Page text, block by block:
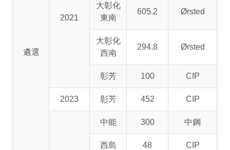
遴選
2021
大彰化
東南
605.2 Ørsted
大彰化
西南
294.8 Ørsted
彰芳 100 CIP
2023 彰芳 452 CIP
中能 300 中鋼
西島 48 CIP